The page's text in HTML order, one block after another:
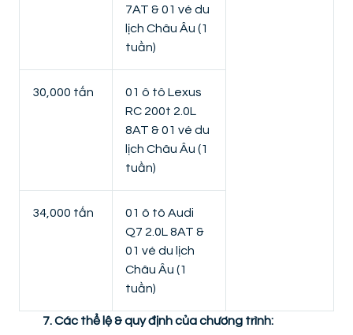
7AT & 01 vé du
lịch Châu Âu (1
tuần)
30,000 tấn
01 ô tô Lexus
RC 200t 2.0L
8AT & 01 vé du
lịch Châu Âu (1
tuần)
34,000 tấn
01 ô tô Audi
Q7 2.0L 8AT &
01 vé du lịch
Châu Âu (1
tuần)
7. Các thể lệ & quy định của chương trình: